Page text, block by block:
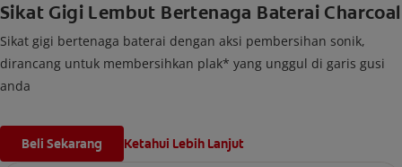
Sikat Gigi Lembut Bertenaga Baterai Charcoal
Sikat gigi bertenaga baterai dengan aksi pembersihan sonik,
dirancang untuk membersihkan plak* yang unggul di garis gusi
anda
Beli Sekarang Ketahui Lebih Lanjut